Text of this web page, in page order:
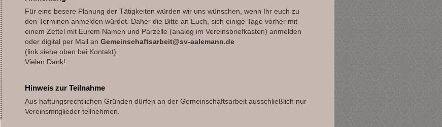
Für eine besere Planung der Tätigkeiten würden wir uns wünschen, wenn Ihr euch zu
den Terminen anmelden würdet. Daher die Bitte an Euch, sich einige Tage vorher mit
einem Zettel mit Eurem Namen und Parzelle (analog im Vereinsbriefkasten) anmelden
oder digital per Mail anGemeinschaftsarbeit@sv-aalemann.de
(link siehe oben bei Kontakt)
Vielen Dank!
Hinweis zur Teilnahme
Aus haftungsrechtlichen Gründen dürfen an der Gemeinschaftsarbeit ausschließlich nur
Vereinsmitglieder teilnehmen.